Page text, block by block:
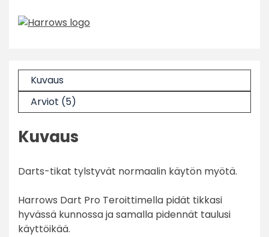
Kuvaus
Arviot (5)
Kuvaus
Darts-tikat tylstyvät normaalin käytön myötä.
Harrows Dart Pro Teroittimella pidät tikkasi
hyvässä kunnossa ja samalla pidennät taulusi
käyttöikää.